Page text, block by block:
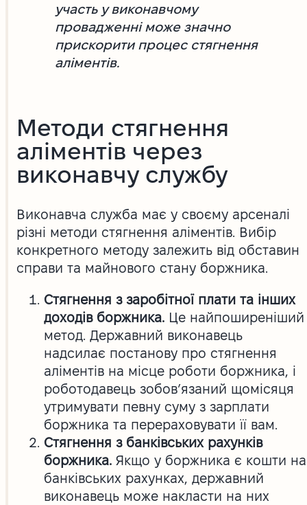
участь у виконавчому
провадженні може значно
прискорити процес стягнення
аліментів.
Методи стягнення
аліментів через
виконавчу службу
Виконавча служба має у своєму арсеналі
різні методи стягнення аліментів. Вибір
конкретного методу залежить від обставин
справи та майнового стану боржника.
Стягнення з заробітної плати та інших
доходів боржника.Це найпоширеніший
метод. Державний виконавець
надсилає постанову про стягнення
аліментів на місце роботи боржника, і
роботодавець зобов’язаний щомісяця
утримувати певну суму з зарплати
боржника та перераховувати її вам.
Стягнення з банківських рахунків
боржника.Якщо у боржника є кошти на
банківських рахунках, державний
виконавець може накласти на них